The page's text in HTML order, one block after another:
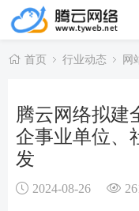
首页 行业动态 网
腾云网络拟建
企事业单位、
发
2024-08-26